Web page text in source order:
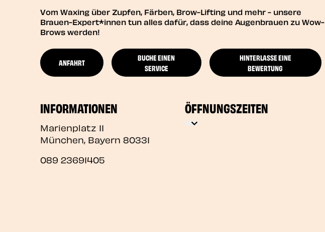
Vom Waxing über Zupfen, Färben, Brow-Lifting und mehr - unsere
Brauen-Expert*innen tun alles dafür, dass deine Augenbrauen zu Wow-
Brows werden!
ANFAHRT
BUCHE EINEN
SERVICE
HINTERLASSE EINE
BEWERTUNG
INFORMATIONEN
Marienplatz 11
München, Bayern 80331
089 23691405
ÖFFNUNGSZEITEN